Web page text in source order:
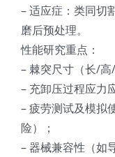
– 适应症：类同切
磨后预处理。
性能研究重点：
– 棘突尺寸（长/高
– 充卸压过程应力
– 疲劳测试及模拟
险）；
– 器械兼容性（如